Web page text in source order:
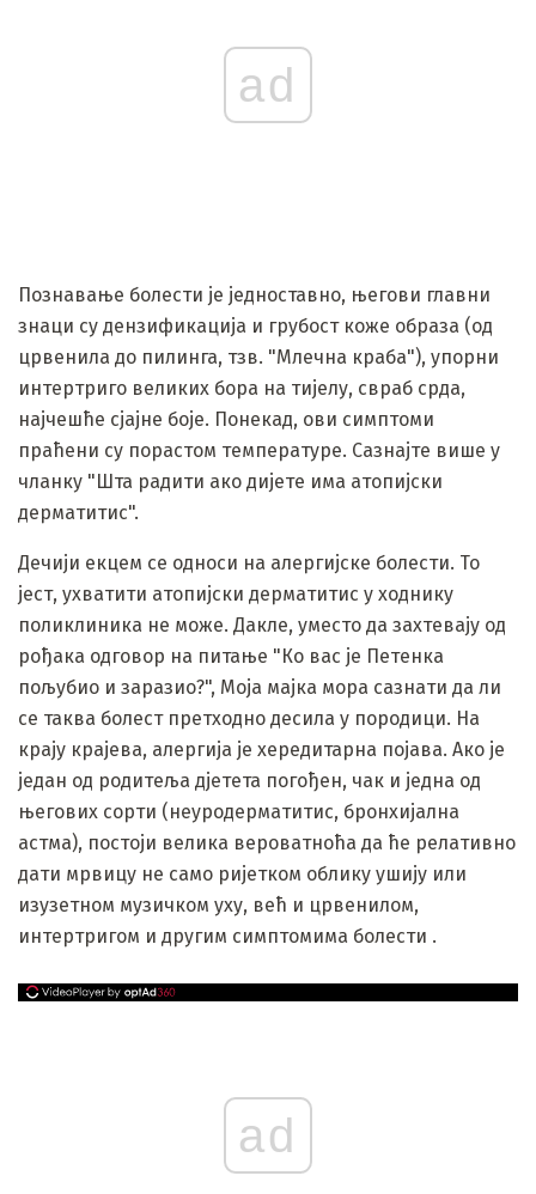
ad
Познавање болести је једноставно, његови главни
знаци су дензификација и грубост коже образа (од
црвенила до пилинга, тзв. "Млечна краба"), упорни
интертриго великих бора на тијелу, свраб срда,
најчешће сјајне боје. Понекад, ови симптоми
праћени су порастом температуре. Сазнајте више у
чланку "Шта радити ако дијете има атопијски
дерматитис".
Дечији екцем се односи на алергијске болести. То
јест, ухватити атопијски дерматитис у ходнику
поликлиника не може. Дакле, уместо да захтевају од
рођака одговор на питање "Ко вас је Петенка
пољубио и заразио?", Моја мајка мора сазнати да ли
се таква болест претходно десила у породици. На
крају крајева, алергија је хередитарна појава. Ако је
један од родитеља дјетета погођен, чак и једна од
његових сорти (неуродерматитис, бронхијална
астма), постоји велика вероватноћа да ће релативно
дати мрвицу не само ријетком облику ушију или
изузетном музичком уху, већ и црвенилом,
интертригом и другим симптомима болести .
ad